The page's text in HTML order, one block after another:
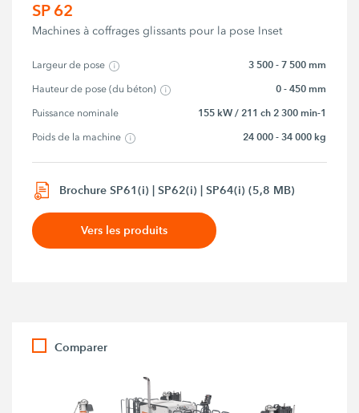
SP 62
Machines à coffrages glissants pour la pose Inset
Largeur de pose 3 500 - 7 500 mm
Hauteur de pose (du béton) 0 - 450 mm
Puissance nominale 155 kW / 211 ch 2 300 min-1
Poids de la machine 24 000 - 34 000 kg
Brochure SP61(i) | SP62(i) | SP64(i) (5,8 MB)
Vers les produits
Comparer